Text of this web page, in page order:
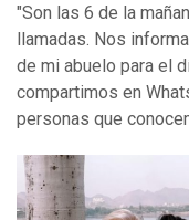
"Son las 6 de la
llamadas. Nos
de mi abuelo para el
compartimos en
personas que